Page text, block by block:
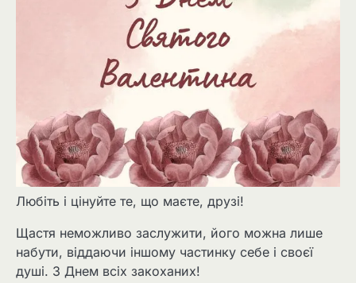
Любіть і цінуйте те, що маєте, друзі!
Щастя неможливо заслужити, його можна лише
набути, віддаючи іншому частинку себе і своєї
душі. З Днем всіх закоханих!